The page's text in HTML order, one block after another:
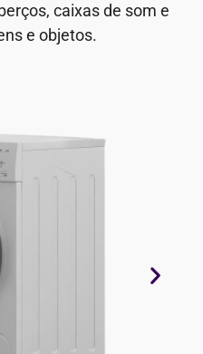
caixas de som e
e objetos.